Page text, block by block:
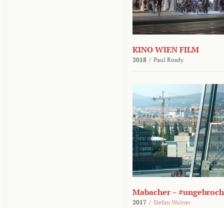
KINO WIEN FILM
2018 / Paul Rosdy
Mabacher –
2017 / Stefan Wolner